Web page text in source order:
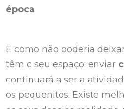
época.
E como não poderia
têm o seu espaço: enviar
continuará a ser a
os pequenitos. Existe